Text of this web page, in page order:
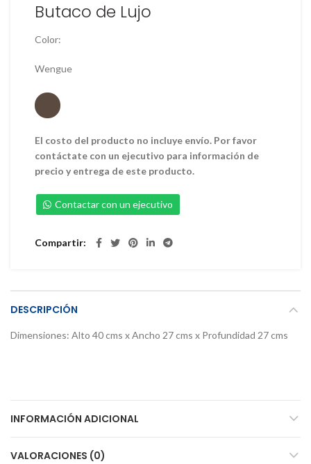
Butaco de Lujo
Color:
Wengue
El costo del producto no incluye envío. Por favor
contáctate con un ejecutivo para información de
precio y entrega de este producto.
Contactar con un ejecutivo
Compartir
DESCRIPCIÓN
Dimensiones: Alto 40 cms x Ancho 27 cms x Profundidad 27 cms
INFORMACIÓN ADICIONAL
VALORACIONES (0)